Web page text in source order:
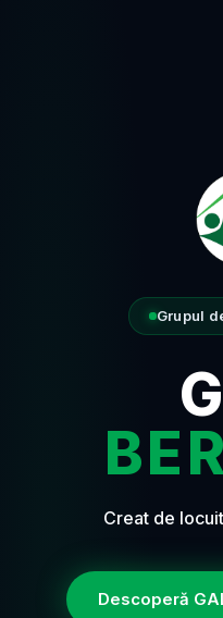
Grupul
Creat de
Descoperă